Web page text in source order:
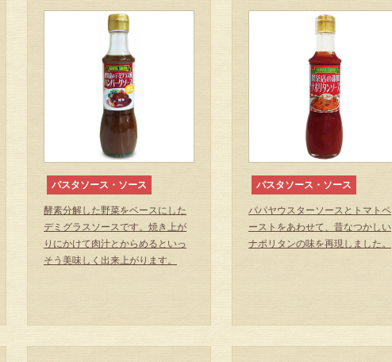
パスタソース・ソース
酵素分解した野菜をベースにした
デミグラスソースです。焼き上が
りにかけて肉汁とからめるといっ
そう美味しく出来上がります。
パスタソース・ソース
パパヤウスターソースとトマトペ
ーストをあわせて、昔なつかしい
ナポリタンの味を再現しました。